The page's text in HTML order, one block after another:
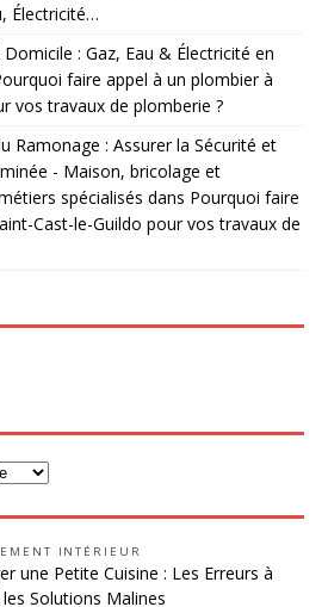
Électricité…
: Gaz, Eau & Électricité en
faire appel à un plombier à
vos travaux de plomberie ?
Ramonage : Assurer la Sécurité et
- Maison, bricolage et
spécialisés dans Pourquoi faire
Cast-le-Guildo pour vos travaux de
INTÉRIEUR
une Petite Cuisine : Les Erreurs à
Solutions Malines